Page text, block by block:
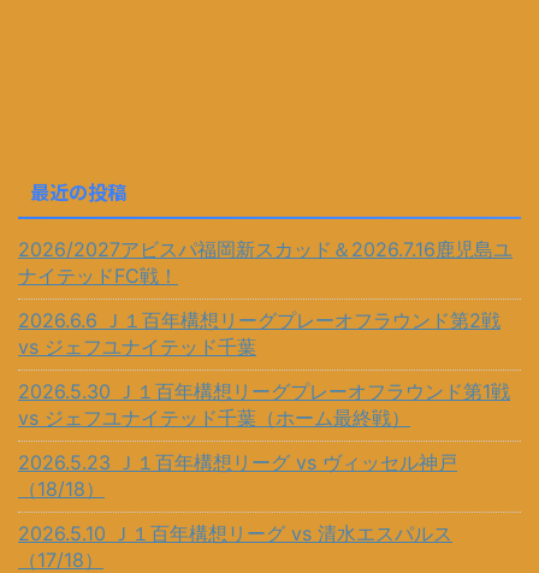
最近の投稿
2026/2027アビスパ福岡新スカッド＆2026.7.16鹿児島ユ
ナイテッドFC戦！
2026.6.6 Ｊ１百年構想リーグプレーオフラウンド第2戦
vs ジェフユナイテッド千葉
2026.5.30 Ｊ１百年構想リーグプレーオフラウンド第1戦
vs ジェフユナイテッド千葉（ホーム最終戦）
2026.5.23 Ｊ１百年構想リーグ vs ヴィッセル神戸
（18/18）
2026.5.10 Ｊ１百年構想リーグ vs 清水エスパルス
（17/18）